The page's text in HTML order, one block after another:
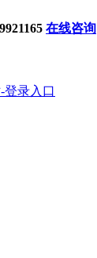
在线咨询
登录入口